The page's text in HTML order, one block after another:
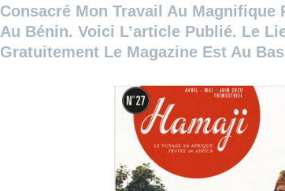
Consacré Mon Travail Au Magnifique
Au Bénin. Voici L’article Publié. Le
Gratuitement Le Magazine Est Au